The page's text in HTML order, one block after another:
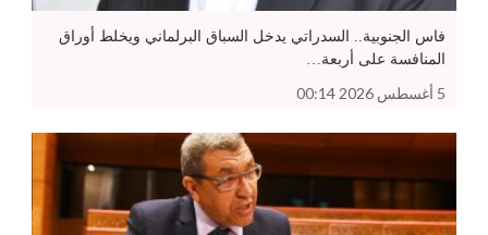
فاس الجنوبية.. السدراتي يدخل السباق البرلماني ويخلط أوراق
المنافسة على أربعة…
5 أغسطس 2026 00:14